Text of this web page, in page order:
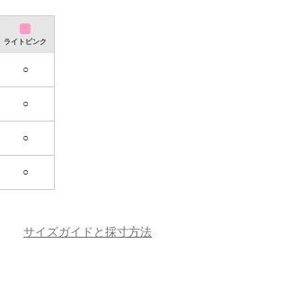
ライトピンク
○
○
○
○
サイズガイドと採寸方法